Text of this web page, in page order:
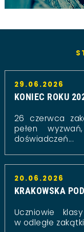
29.06.2026
KONIEC ROKU
26 czerwca
pełen
doświadczeń...
20.06.2026
KRAKOWSKA
Uczniowie
w odległe